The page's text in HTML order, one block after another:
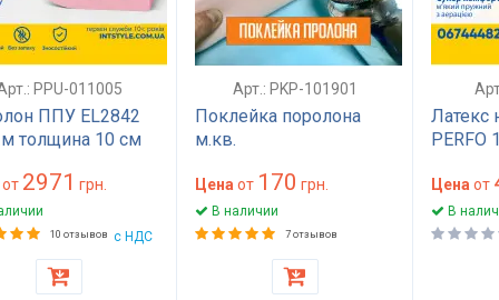
PPU-011005
ППУ EL2842
толщина 10 см
жесткий
топпера,
кресла
от 2971 грн.
10 отзывов с НДС
Арт.: PKP-101901
Поклейка поролона
м.кв.
Цена от 170 грн.
В наличии
7 отзывов
Латекс
PERFO
Цена от
В